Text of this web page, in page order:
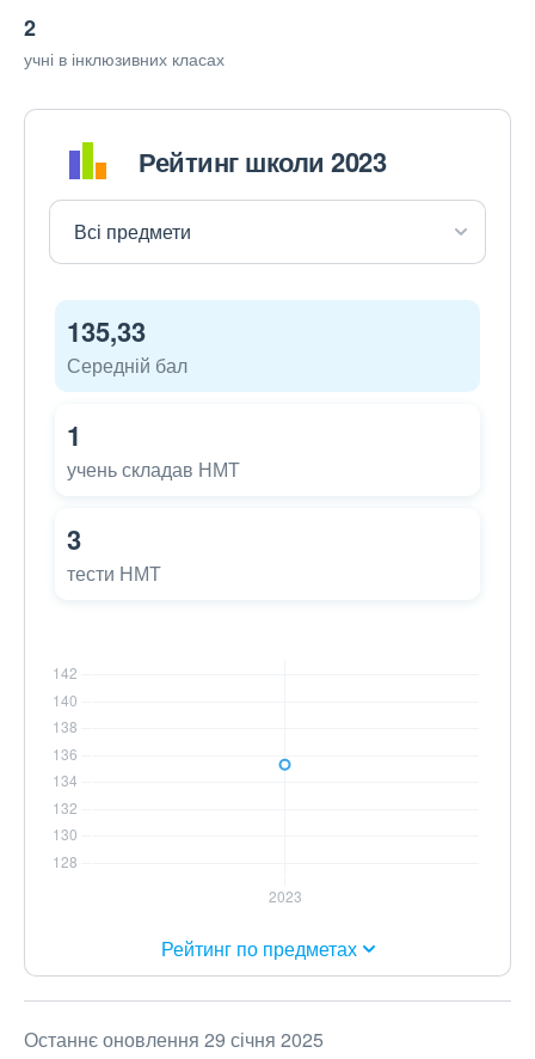
2
учні в інклюзивних класах
Рейтинг школи 2023
135,33
Середній бал
1
учень складав НМТ
3
тести НМТ
Рейтинг по предметах
Останнє оновлення 29 січня 2025